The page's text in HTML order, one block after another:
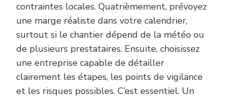
contraintes locales. Quatrièmement, prévoyez
une marge réaliste dans votre calendrier,
surtout si le chantier dépend de la météo ou
de plusieurs prestataires. Ensuite, choisissez
une entreprise capable de détailler
clairement les étapes, les points de vigilance
et les risques possibles. C’est essentiel. Un